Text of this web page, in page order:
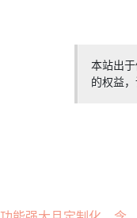
本站出
的权益